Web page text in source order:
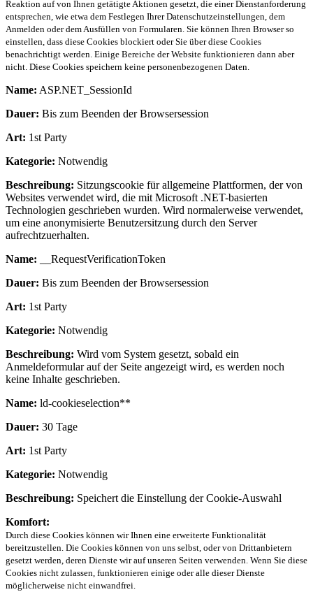
Reaktion auf von Ihnen getätigte Aktionen gesetzt, die einer Dienstanforderung
entsprechen, wie etwa dem Festlegen Ihrer Datenschutzeinstellungen, dem
Anmelden oder dem Ausfüllen von Formularen. Sie können Ihren Browser so
einstellen, dass diese Cookies blockiert oder Sie über diese Cookies
benachrichtigt werden. Einige Bereiche der Website funktionieren dann aber
nicht. Diese Cookies speichern keine personenbezogenen Daten.
Name: ASP.NET_SessionId
Dauer: Bis zum Beenden der Browsersession
Art: 1st Party
Kategorie: Notwendig
Beschreibung: Sitzungscookie für allgemeine Plattformen, der von
Websites verwendet wird, die mit Microsoft .NET-basierten
Technologien geschrieben wurden. Wird normalerweise verwendet,
um eine anonymisierte Benutzersitzung durch den Server
aufrechtzuerhalten.
Name: __RequestVerificationToken
Dauer: Bis zum Beenden der Browsersession
Art: 1st Party
Kategorie: Notwendig
Beschreibung: Wird vom System gesetzt, sobald ein
Anmeldeformular auf der Seite angezeigt wird, es werden noch
keine Inhalte geschrieben.
Name: ld-cookieselection**
Dauer: 30 Tage
Art: 1st Party
Kategorie: Notwendig
Beschreibung: Speichert die Einstellung der Cookie-Auswahl
Komfort:
Durch diese Cookies können wir Ihnen eine erweiterte Funktionalität
bereitzustellen. Die Cookies können von uns selbst, oder von Drittanbietern
gesetzt werden, deren Dienste wir auf unseren Seiten verwenden. Wenn Sie diese
Cookies nicht zulassen, funktionieren einige oder alle dieser Dienste
möglicherweise nicht einwandfrei.